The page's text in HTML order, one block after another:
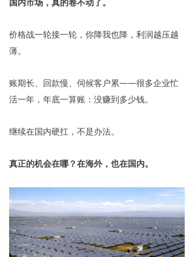
价格战一轮接一轮，你降我也降，利润越压越
薄。
账期长、回款慢、伺候客户累——很多企业忙
活一年，年底一算账：没赚到多少钱。
继续在国内硬扛，不是办法。
真正的机会在哪？在海外，也在国内。